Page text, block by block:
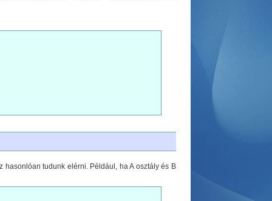
tudunk elérni. Például, ha A osztály és B